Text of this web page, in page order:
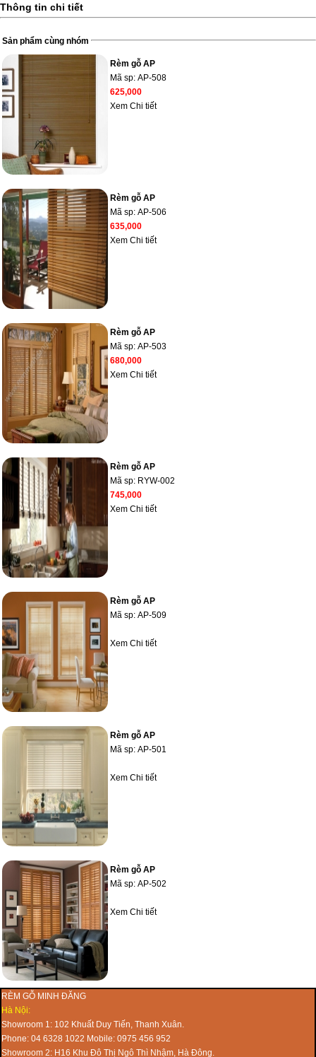
Thông tin chi tiết
Sản phẩm cùng nhóm
Rèm gỗ AP
Mã sp: AP-508
625,000
Xem Chi tiết
Rèm gỗ AP
Mã sp: AP-506
635,000
Xem Chi tiết
Rèm gỗ AP
Mã sp: AP-503
680,000
Xem Chi tiết
Rèm gỗ AP
Mã sp: RYW-002
745,000
Xem Chi tiết
Rèm gỗ AP
Mã sp: AP-509
Xem Chi tiết
Rèm gỗ AP
Mã sp: AP-501
Xem Chi tiết
Rèm gỗ AP
Mã sp: AP-502
Xem Chi tiết
RÈM GỖ MINH ĐĂNG
Hà Nội:
Showroom 1: 102 Khuất Duy Tiến, Thanh Xuân.
Phone: 04 6328 1022 Mobile: 0975 456 952
Showroom 2: H16 Khu Đô Thị Ngô Thì Nhậm, Hà Đông.